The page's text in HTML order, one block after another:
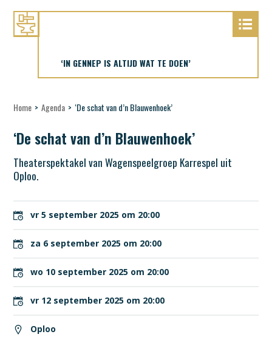
‘IN GENNEP IS ALTIJD WAT TE DOEN’
Home > Agenda > ‘De schat van d’n Blauwenhoek’
‘De schat van d’n Blauwenhoek’
Theaterspektakel van Wagenspeelgroep Karrespel uit
Oploo.
vr 5 september 2025 om 20:00
za 6 september 2025 om 20:00
wo 10 september 2025 om 20:00
vr 12 september 2025 om 20:00
Oploo